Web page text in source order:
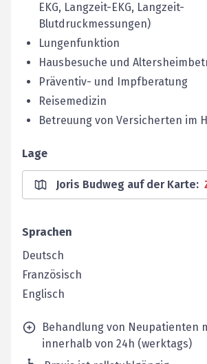
EKG, Langzeit-EKG, Langzeit-
Blutdruckmessungen)
Lungenfunktion
Hausbesuche und
Präventiv- und Impfberatung
Reisemedizin
Betreuung von Versicherten im
Lage
Joris Budweg auf der Karte:
Sprachen
Deutsch
Französisch
Englisch
Behandlung von Neupatienten
innerhalb von 24h (werktags)